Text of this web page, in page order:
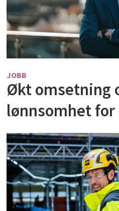
JOBB
Økt omsetning
lønnsomhet for